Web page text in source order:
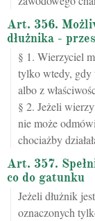
Art. 356.
dłużnika -
§ 1. Wierzyciel
tylko wtedy, gdy
albo z
§ 2. Jeżeli
nie może
chociażby
Art. 357.
co do gatunku
Jeżeli dłużnik
oznaczonych